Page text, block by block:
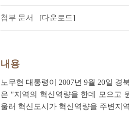
첨부 문서 [다운로드]
내용
노무현 대통령이 2007년 9월 20일
은 "지역의 혁신역량을 한데 모으고
울러 혁신도시가 혁신역량을 주변지